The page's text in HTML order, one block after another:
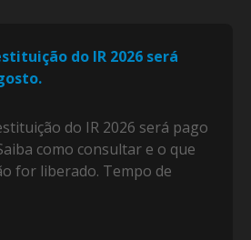
do IR 2026 será
do IR 2026 será pago
como consultar e o que
for liberado. Tempo de